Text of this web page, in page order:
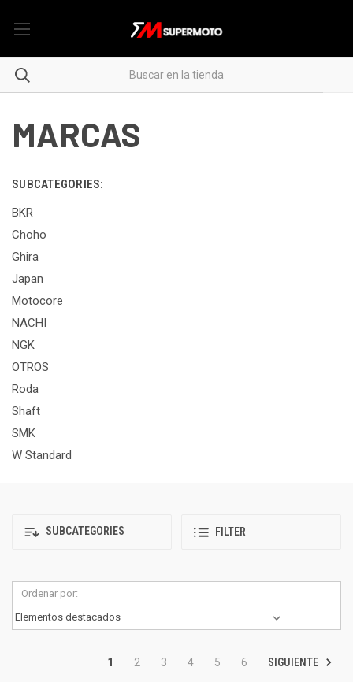
MARCAS
SUBCATEGORIES:
BKR
Choho
Ghira
Japan
Motocore
NACHI
NGK
OTROS
Roda
Shaft
SMK
W Standard
SUBCATEGORIES FILTER
Ordenar por:
1 2 3 4 5 6 SIGUIENTE